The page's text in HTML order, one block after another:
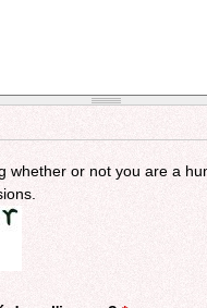
whether or not you are a